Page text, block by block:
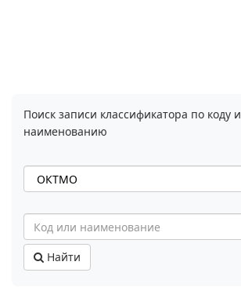
Поиск записи классификатора по коду и
наименованию
Найти